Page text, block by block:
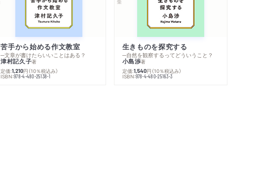
苦手から始める作文教室
─文章が書けたらいいことはある？
津村記久子著
定価:1,210円 （10％税込み）
ISBN:978-4-480-25138-1
生きものを探究する
─自然を観察するってどういうこと？
小島渉著
定価:1,540円 （10％税込み）
ISBN:978-4-480-25163-3